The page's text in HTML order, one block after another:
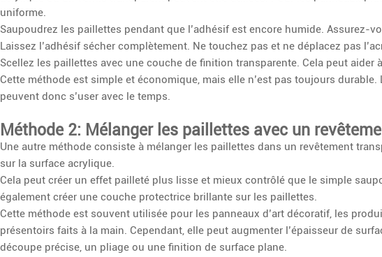
uniforme.
Saupoudrez les paillettes pendant que l’adhésif est encore humide. Assurez-
Laissez l’adhésif sécher complètement. Ne touchez pas et ne déplacez pas
Scellez les paillettes avec une couche de finition transparente. Cela peut
Cette méthode est simple et économique, mais elle n’est pas toujours
peuvent donc s’user avec le temps.
Méthode 2: Mélanger les paillettes avec un
Une autre méthode consiste à mélanger les paillettes dans un revêtement
sur la surface acrylique.
Cela peut créer un effet pailleté plus lisse et mieux contrôlé que le simple
également créer une couche protectrice brillante sur les paillettes.
Cette méthode est souvent utilisée pour les panneaux d’art décoratif, les
présentoirs faits à la main. Cependant, elle peut augmenter l’épaisseur de
découpe précise, un pliage ou une finition de surface plane.